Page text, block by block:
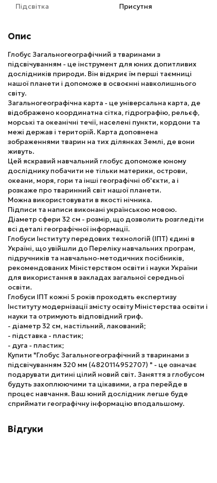
Підсвітка Присутня
Опис
Глобус Загальногеографічний з тваринами з
підсвічуванням - це інструмент для юних допитливих
дослідників природи. Він відкриє їм перші таємниці
нашої планети і допоможе в освоєнні навколишнього
світу.
Загальногеографічна карта - це універсальна карта, де
відображено координатна сітка, гідрографію, рельєф,
морські та океанічні течії, населені пункти, кордони та
межі держав і територій. Карта доповнена
зображеннями тварин на тих ділянках Землі, де вони
живуть.
Цей яскравий навчальний глобус допоможе юному
досліднику побачити не тільки материки, острови,
океани, моря, гори та інші географічні об'єкти, а і
розкаже про тваринний світ нашої планети.
Можна використовувати в якості нічника.
Підписи та написи виконані українською мовою.
Діаметр сфери 32 см - розмір, що дозволить розгледіти
всі деталі географічної інформації.
Глобуси Інституту передових технологій (ІПТ) єдині в
Україні, що увійшли до Переліку навчальних програм,
підручників та навчально-методичних посібників,
рекомендованих Міністерством освіти і науки України
для використання в закладах загальної середньої
освіти.
Глобуси ІПТ кожні 5 років проходять експертизу
Інституту модернізації змісту освіту Міністерства освіти і
науки та отримують відповідний гриф.
- діаметр 32 см, настільний, лакований;
- підставка - пластик;
- дуга - пластик;
Купити "Глобус Загальногеографічний з тваринами з
підсвічуванням 320 мм (4820114952707) " - це означає
подарувати дитині цілий новий світ. Заняття з глобусом
будуть захоплюючими та цікавими, а гра перейде в
процес навчання. Ваш юний дослідник легше буде
сприймати географічну інформацію вподальшому.
Відгуки